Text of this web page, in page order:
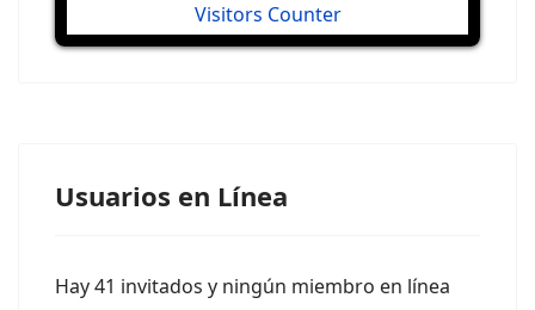
Visitors Counter
Usuarios en Línea
Hay 41 invitados y ningún miembro en línea